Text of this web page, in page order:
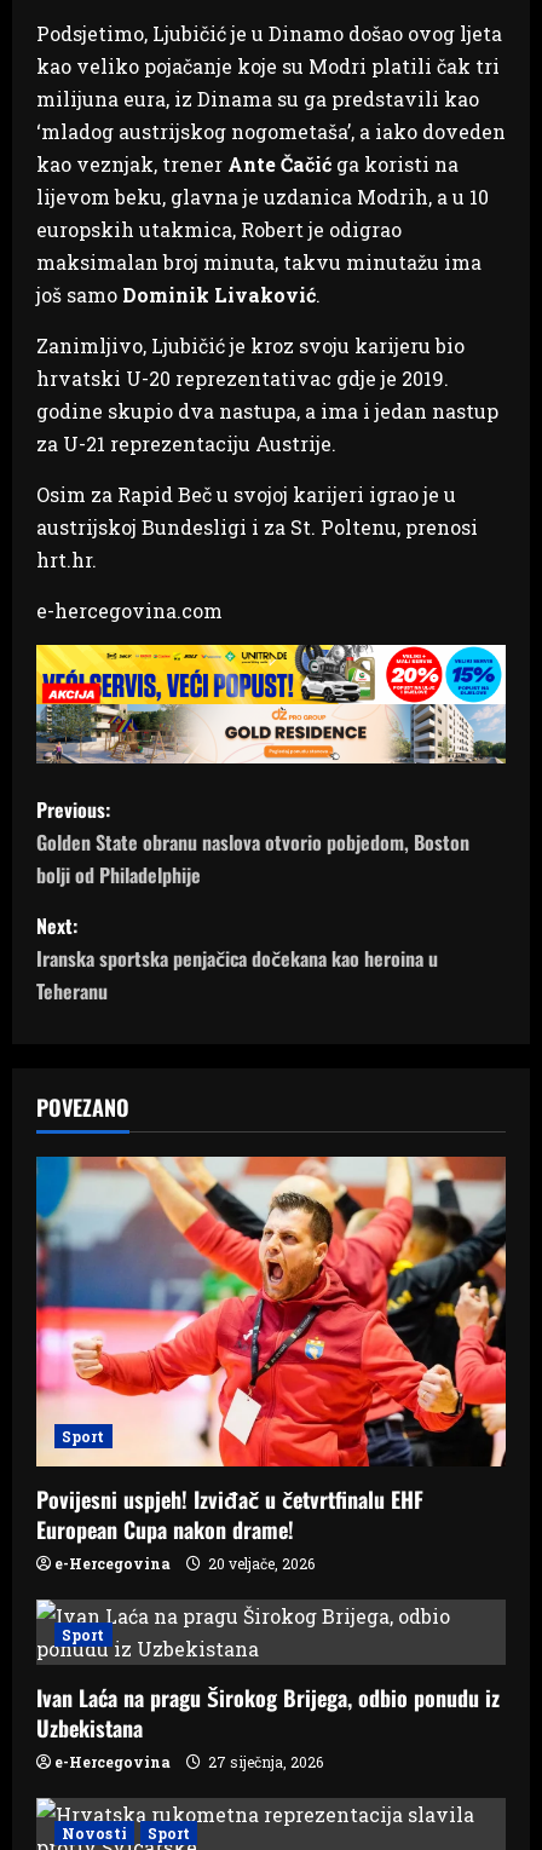
Podsjetimo, Ljubičić je u Dinamo došao ovog ljeta
kao veliko pojačanje koje su Modri platili čak tri
milijuna eura, iz Dinama su ga predstavili kao
‘mladog austrijskog nogometaša’, a iako doveden
kao veznjak, trener Ante Čačić ga koristi na
lijevom beku, glavna je uzdanica Modrih, a u 10
europskih utakmica, Robert je odigrao
maksimalan broj minuta, takvu minutažu ima
još samo Dominik Livaković.
Zanimljivo, Ljubičić je kroz svoju karijeru bio
hrvatski U-20 reprezentativac gdje je 2019.
godine skupio dva nastupa, a ima i jedan nastup
za U-21 reprezentaciju Austrije.
Osim za Rapid Beč u svojoj karijeri igrao je u
austrijskoj Bundesligi i za St. Poltenu, prenosi
hrt.hr.
e-hercegovina.com
P
o
s
t
n
v
i
g
a
t
i
o
n
Previous:
Golden State obranu naslova otvorio pobjedom, Boston
bolji od Philadelphije
Next:
Iranska sportska penjačica dočekana kao heroina u
Teheranu
POVEZANO
Sport
Povijesni uspjeh! Izviđač u četvrtfinalu EHF
European Cupa nakon drame!
e-Hercegovina 20 veljače, 2026
Sport
Ivan Laća na pragu Širokog Brijega, odbio ponudu iz
Uzbekistana
e-Hercegovina 27 siječnja, 2026
Novosti Sport